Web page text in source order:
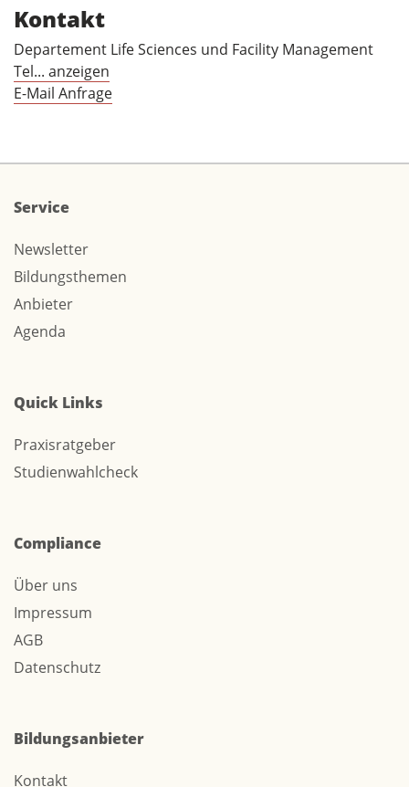
Kontakt
Departement Life Sciences und Facility Management
Tel... anzeigen
E-Mail Anfrage
Service
Newsletter
Bildungsthemen
Anbieter
Agenda
Quick Links
Praxisratgeber
Studienwahlcheck
Compliance
Über uns
Impressum
AGB
Datenschutz
Bildungsanbieter
Kontakt